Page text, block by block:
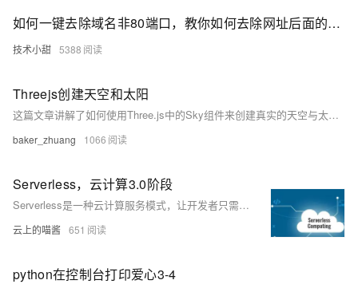
如何一键去除域名非80端口，教你如何去除网址后面的端口号
技术小甜 5388
Threejs创建天空和太阳
这篇文章讲解了如何使用Three.js中的Sky组件来创建真实的天空与太阳效果，包括调整天空的颜色、太阳的位置以及实现大气散射等技巧。
baker_zhuang 1066
Serverless，云计算3.0阶段
Serverless是一种云计算服务模式，让开发者只需专注于编写业务逻辑代码，无需管理底层基础设施如服务器、存储和网络。相比传统Serverful架构，Serverless降低了运维成本，提高了开发效率，并通过弹性伸缩应对流量峰谷，按实际资源消耗付费，显著降低资源浪费和费用开销。
云上的喵酱 651
python在控制台打印爱心3-4